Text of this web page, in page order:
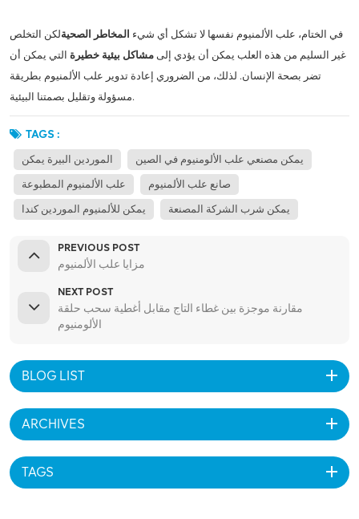
في الختام، علب الألمنيوم نفسها لا تشكل أي شيء المخاطر الصحيةلكن التخلص
غير السليم من هذه العلب يمكن أن يؤدي إلى مشاكل بيئية خطيرة التي يمكن أن
تضر بصحة الإنسان. لذلك، من الضروري إعادة تدوير علب الألمنيوم بطريقة
مسؤولة وتقليل بصمتنا البيئية.
TAGS :
الموردين البيرة يمكن يمكن مصنعي علب الألومنيوم في الصين
علب الألمنيوم المطبوعة صانع علب الألمنيوم
يمكن للألمنيوم الموردين كندا يمكن شرب الشركة المصنعة
PREVIOUS POST
مزايا علب الألمنيوم
NEXT POST
مقارنة موجزة بين غطاء التاج مقابل أغطية سحب حلقة
الألومنيوم
BLOG LIST
ARCHIVES
TAGS